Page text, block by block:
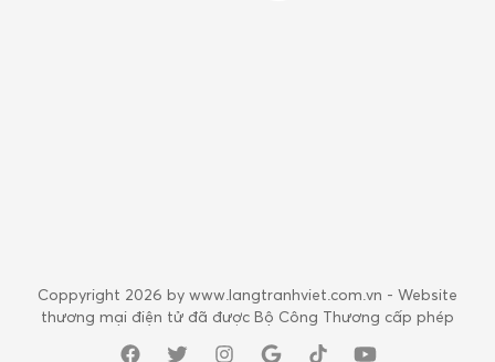
Coppyright 2026 by www.langtranhviet.com.vn - Website
thương mại điện tử đã được Bộ Công Thương cấp phép